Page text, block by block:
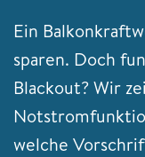
Ein
sparen. Doch
Blackout? Wir
welche